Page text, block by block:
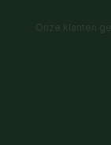
Onze klanten